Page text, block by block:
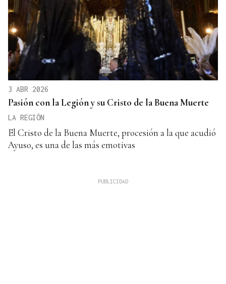
3 ABR 2026
Pasión con la Legión y su Cristo de la Buena Muerte
LA REGIÓN
El Cristo de la Buena Muerte, procesión a la que acudió
Ayuso, es una de las más emotivas